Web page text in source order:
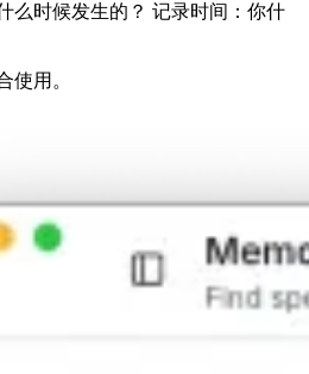
么时候发生的？ 记录时间：你什
使用。